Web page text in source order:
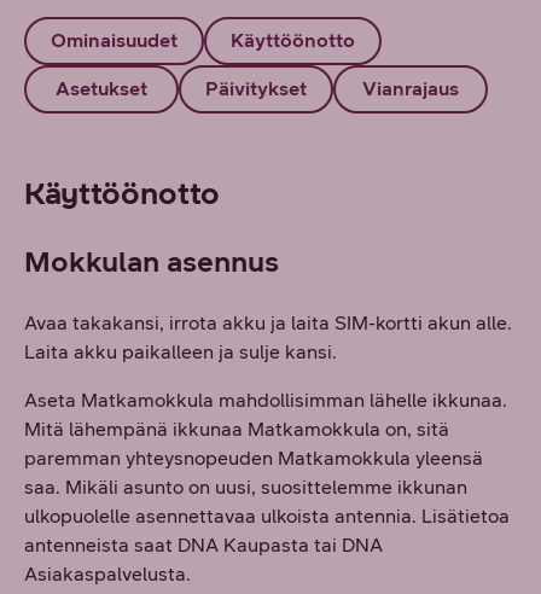
Ominaisuudet Käyttöönotto
Asetukset Päivitykset Vianrajaus
Käyttöönotto
Mokkulan asennus
Avaa takakansi, irrota akku ja laita SIM-kortti akun alle.
Laita akku paikalleen ja sulje kansi.
Aseta Matkamokkula mahdollisimman lähelle ikkunaa.
Mitä lähempänä ikkunaa Matkamokkula on, sitä
paremman yhteysnopeuden Matkamokkula yleensä
saa. Mikäli asunto on uusi, suosittelemme ikkunan
ulkopuolelle asennettavaa ulkoista antennia. Lisätietoa
antenneista saat DNA Kaupasta tai DNA
Asiakaspalvelusta.